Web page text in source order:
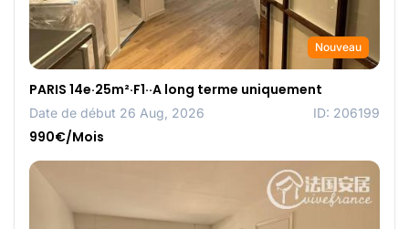
Nouveau
PARIS 14e·25m²·F1··A long terme uniquement
Date de début 26 Aug, 2026 ID: 206199
990€/Mois